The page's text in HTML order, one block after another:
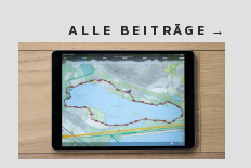
ALLE BEITRÄGE